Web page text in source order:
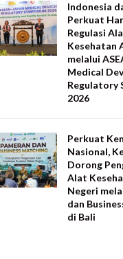
Indonesia
Perkuat
Regulasi
Kesehatan
melalui
Medical
Regulatory
2026
Perkuat
Nasional,
Dorong
Alat
Negeri
dan
di Bali